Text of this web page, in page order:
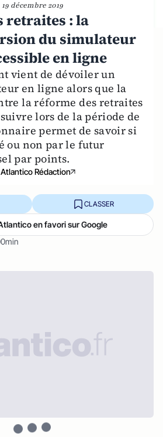
19 décembre 2019
retraites : la
du simulateur
en ligne
vient de dévoiler un
en ligne alors que la
la réforme des retraites
lors de la période de
permet de savoir si
ou non par le futur
par points.
Atlantico Rédaction
CLASSER
en favori sur Google